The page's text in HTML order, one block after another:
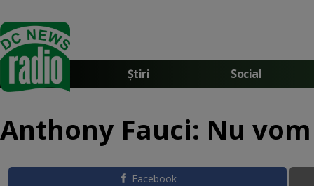
Știri Social
Anthony Fauci: Nu
Facebook